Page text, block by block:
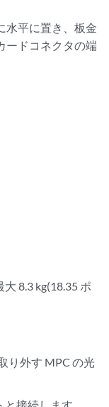
水平に置き、板金
ードコネクタの端
8.3 kg(18.35 ポ
り外す MPC の光